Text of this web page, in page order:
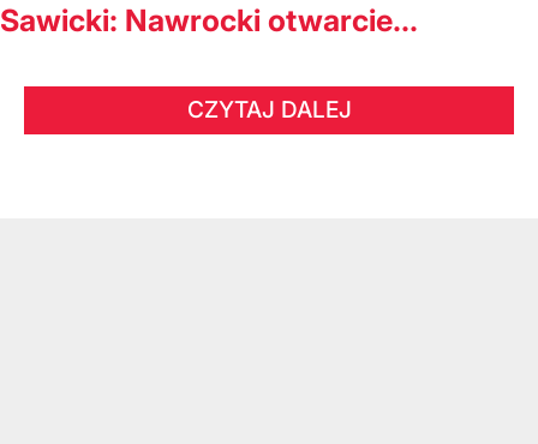
Sawicki: Nawrocki otwarcie...
CZYTAJ DALEJ